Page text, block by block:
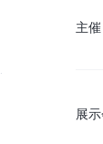
主催
展